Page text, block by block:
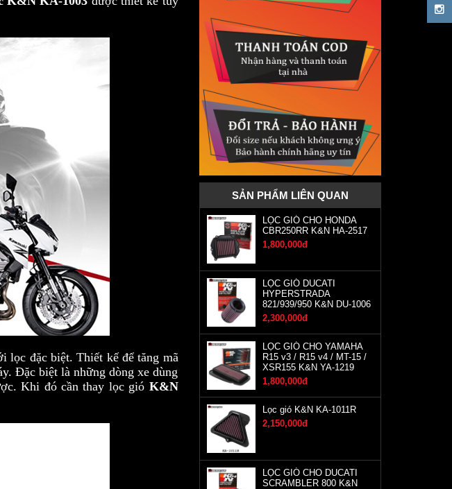
lọc đặc biệt. Thiết kế để tăng mã
Đặc biệt là những dòng xe dùng
Khi đó cần thay lọc gió K&N
SẢN PHẨM LIÊN QUAN
LỌC GIÓ CHO HONDA
CBR250RR K&N HA-2517
1,800,000đ
LỌC GIÓ DUCATI
HYPERSTRADA
821/939/950 K&N DU-1006
2,300,000đ
LỌC GIÓ CHO YAMAHA
R15 v3 / R15 v4 / MT-15 /
XSR155 K&N YA-1219
1,800,000đ
Lọc gió K&N KA-1011R
2,150,000đ
LỌC GIÓ CHO DUCATI
SCRAMBLER 800 K&N